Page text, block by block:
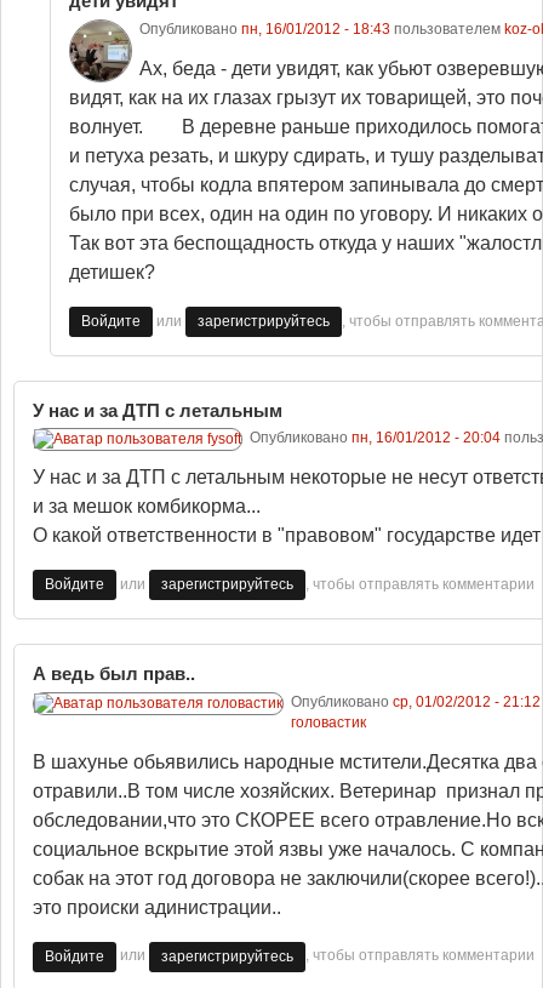
Опубликовано пн, 16/01/2012 - 18:43пользователем koz-
Ах, беда - дети увидят, как убьют
видят, как на их глазах грызут их товарищей, это
волнует. В деревне раньше приходилось
и петуха резать, и шкуру сдирать, и тушу
случая, чтобы кодла впятером запинывала до
было при всех, один на один по уговору. И никаких
Так вот эта беспощадность откуда у наших
детишек?
Войдите или зарегистрируйтесь , чтобы отправлять
У нас и за ДТП с летальным
Опубликовано пн, 16/01/2012 - 20:04
У нас и за ДТП с летальным некоторые не несут
и за мешок комбикорма...
О какой ответственности в "правовом" государстве
Войдите или зарегистрируйтесь , чтобы отправлять комментарии
А ведь был прав..
Опубликовано ср, 01/02/2012 - 21:12
головастик
В шахунье обьявились народные мстители.Десятка два
отравили..В том числе хозяйских. Ветеринар признал
обследовании,что это СКОРЕЕ всего отравление.Но
социальное вскрытие этой язвы уже началось. С
собак на этот год договора не заключили(скорее
это происки адинистрации..
Войдите или зарегистрируйтесь , чтобы отправлять комментарии